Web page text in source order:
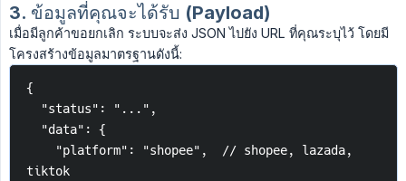
3. ข้อมูลที่คุณจะได้รับ (Payload)
เมื่อมีลูกค้าขอยกเลิก ระบบจะส่ง JSON ไปยัง URL ที่คุณระบุไว้ โดยมี
โครงสร้างข้อมูลมาตรฐานดังนี้:
{
  "status": "...",
  "data": {
tiktok